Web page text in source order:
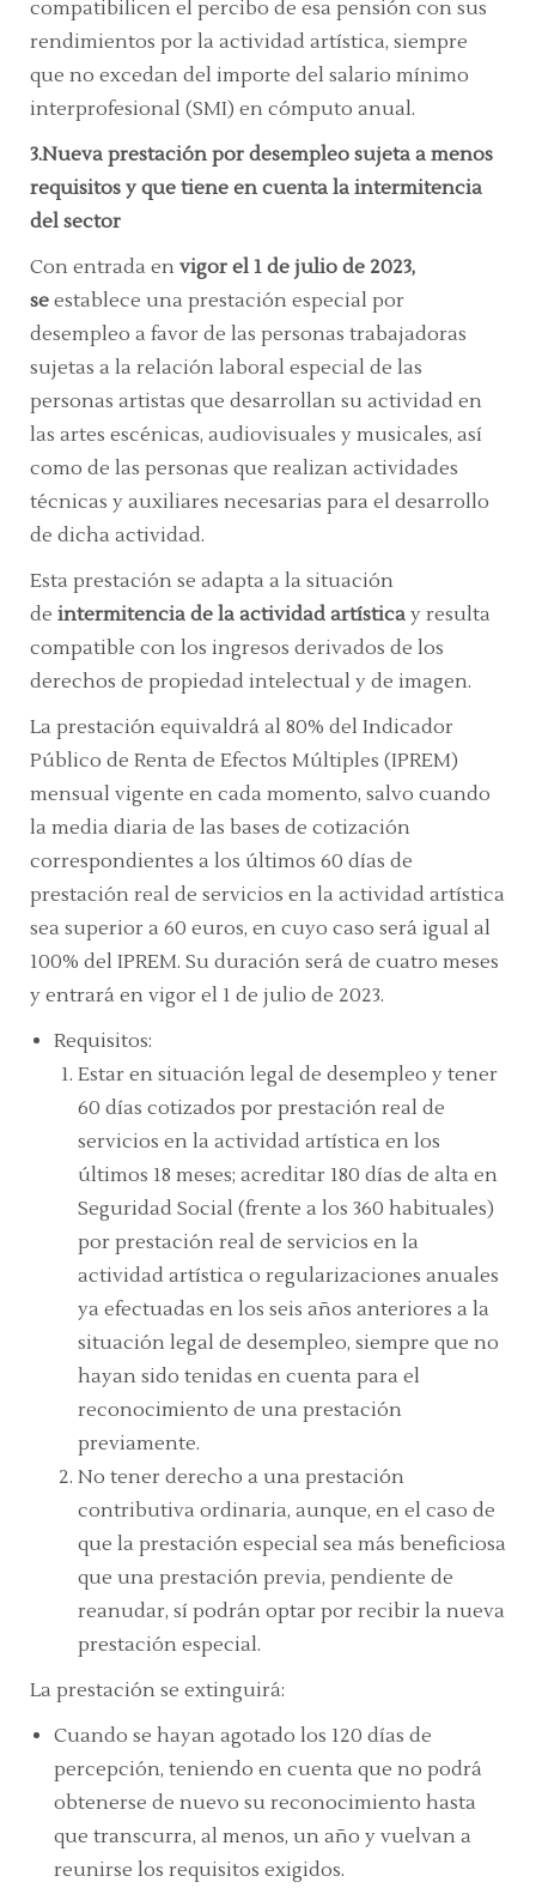
compatibilicen el percibo de esa pensión con sus
rendimientos por la actividad artística, siempre
que no excedan del importe del salario mínimo
interprofesional (SMI) en cómputo anual.
3.Nueva prestación por desempleo sujeta a menos
requisitos y que tiene en cuenta la intermitencia
del sector
Con entrada en vigor el 1 de julio de 2023,
se establece una prestación especial por
desempleo a favor de las personas trabajadoras
sujetas a la relación laboral especial de las
personas artistas que desarrollan su actividad en
las artes escénicas, audiovisuales y musicales, así
como de las personas que realizan actividades
técnicas y auxiliares necesarias para el desarrollo
de dicha actividad.
Esta prestación se adapta a la situación
de intermitencia de la actividad artística y resulta
compatible con los ingresos derivados de los
derechos de propiedad intelectual y de imagen.
La prestación equivaldrá al 80% del Indicador
Público de Renta de Efectos Múltiples (IPREM)
mensual vigente en cada momento, salvo cuando
la media diaria de las bases de cotización
correspondientes a los últimos 60 días de
prestación real de servicios en la actividad artística
sea superior a 60 euros, en cuyo caso será igual al
100% del IPREM. Su duración será de cuatro meses
y entrará en vigor el 1 de julio de 2023.
Requisitos:
Estar en situación legal de desempleo y tener
60 días cotizados por prestación real de
servicios en la actividad artística en los
últimos 18 meses; acreditar 180 días de alta en
Seguridad Social (frente a los 360 habituales)
por prestación real de servicios en la
actividad artística o regularizaciones anuales
ya efectuadas en los seis años anteriores a la
situación legal de desempleo, siempre que no
hayan sido tenidas en cuenta para el
reconocimiento de una prestación
previamente.
No tener derecho a una prestación
contributiva ordinaria, aunque, en el caso de
que la prestación especial sea más beneficiosa
que una prestación previa, pendiente de
reanudar, sí podrán optar por recibir la nueva
prestación especial.
La prestación se extinguirá:
Cuando se hayan agotado los 120 días de
percepción, teniendo en cuenta que no podrá
obtenerse de nuevo su reconocimiento hasta
que transcurra, al menos, un año y vuelvan a
reunirse los requisitos exigidos.